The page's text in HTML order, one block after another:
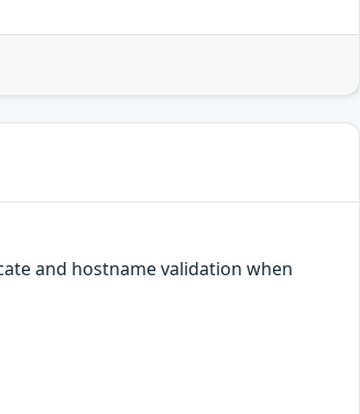
and hostname validation when